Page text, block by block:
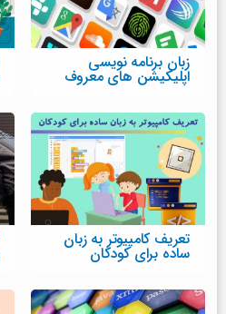
زبان برنامه نویسی
اپلیکیشن های معروف
تعریف کامپیوتر به زبان
ساده برای کودکان